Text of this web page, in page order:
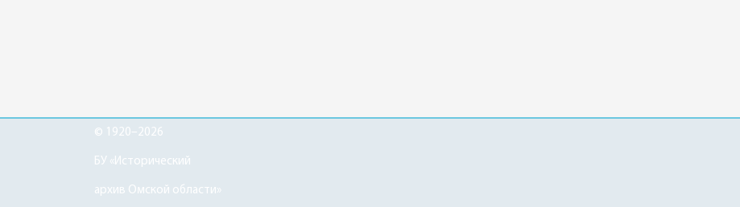
© 1920–2026
БУ «Исторический
архив Омской области»